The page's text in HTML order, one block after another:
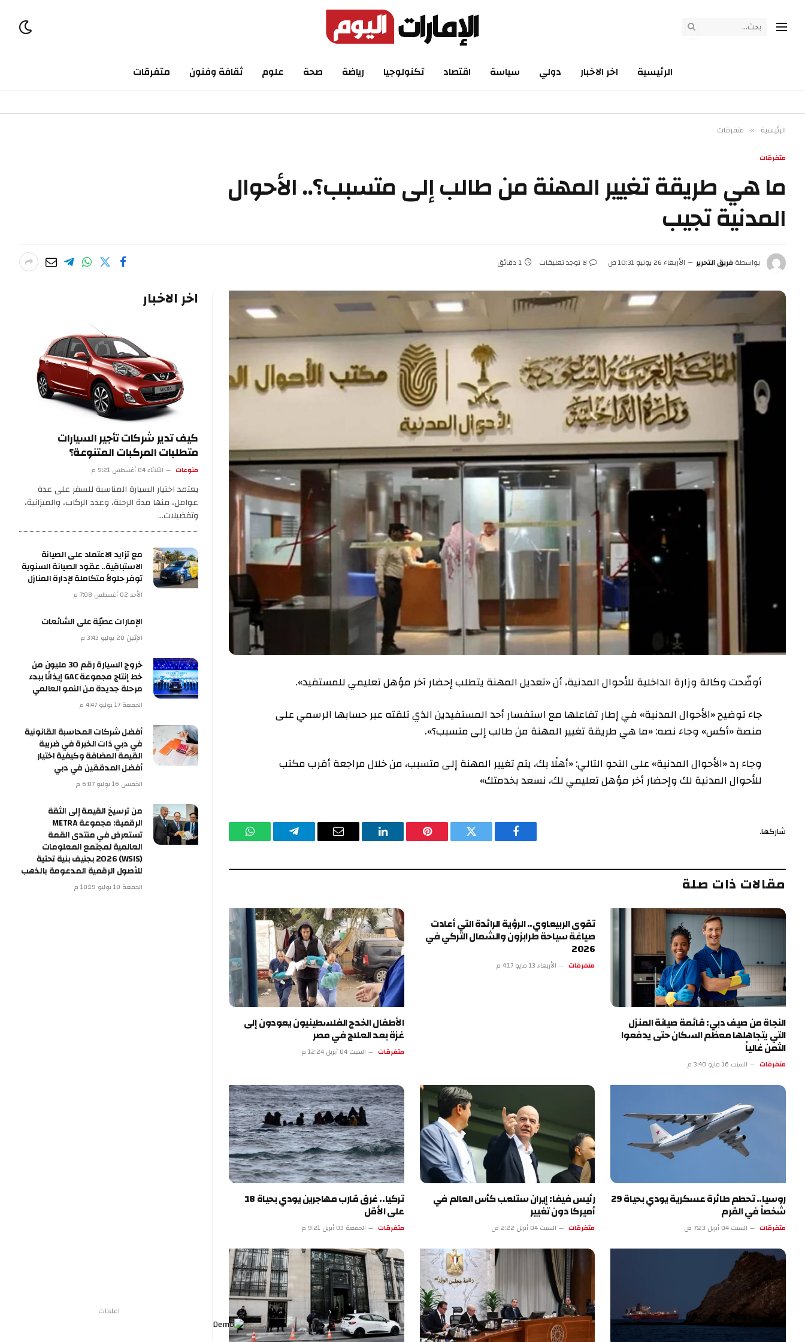
الرئيسية اخر الاخبار دولي سياسة اقتصاد تكنولوجيا رياضة صحة علوم ثقافة وفنون متفرقات
الرئيسية » متفرقات
متفرقات
ما هي طريقة تغيير المهنة من طالب إلى متسبب؟.. الأحوال
المدنية تجيب
بواسطةفريق التحرير الأربعاء 26 يونيو 10:31 ص لا توجد تعليقات 1 دقائق
أوضّحت وكالة وزارة الداخلية للأحوال المدنية، أن «تعديل المهنة يتطلب إحضار آخر مؤهل تعليمي للمستفيد».
جاء توضيح «الأحوال المدنية» في إطار تفاعلها مع استفسار أحد المستفيدين الذي تلقته عبر حسابها الرسمي على
منصة «أكس» وجاء نصه: «ما هي طريقة تغيير المهنة من طالب إلى متسبب؟».
وجاء رد «الأحوال المدنية» على النحو التالي: «أهلًا بك، يتم تغيير المهنة إلى متسبب، من خلال مراجعة أقرب مكتب
للأحوال المدنية لك وإحضار أخر مؤهل تعليمي لك، نسعد بخدمتك»
شاركها. فيسبوكتويتر بينتيريستلينكدإن البريد
تيلقرام واتساب
مقالات ذات صلة
النجاة من صيف دبي: قائمة صيانة المنزل
التي يتجاهلها معظم السكان حتى يدفعوا
الثمن غالياً
متفرقات السبت 16 مايو 3:40 م
تقوى الربيعاوي.. الرؤية الرائدة التي أعادت
صياغة سياحة طرابزون والشمال التركي في
2026
متفرقات الأربعاء 13 مايو 4:17 م
الأطفال الخدج الفلسطينيون يعودون إلى
غزة بعد العلاج في مصر
متفرقات السبت 04 أبريل 12:24 م
روسيا.. تحطم طائرة عسكرية يودي بحياة 29
شخصاً في القرم
متفرقات السبت 04 أبريل 7:23 ص
رئيس فيفا: إيران ستلعب كأس العالم في
أميركا دون تغيير
متفرقات السبت 04 أبريل 2:22 ص
تركيا.. غرق قارب مهاجرين يودي بحياة 18
على الأقل
متفرقات الجمعة 03 أبريل 9:21 م
اخر الاخبار
كيف تدير شركات تأجير السيارات
متطلبات المركبات المتنوعة؟
منوعات الثلاثاء 04 أغسطس 9:21 م
يعتمد اختيار السيارة المناسبة للسفر على عدة
عوامل، منها مدة الرحلة، وعدد الركاب، والميزانية،
وتفضيلات…
مع تزايد الاعتماد على الصيانة
الاستباقية.. عقود الصيانة السنوية
توفر حلولاً متكاملة لإدارة المنازل
الأحد 02 أغسطس 7:08 م
الإمارات عصيّة على الشائعات
الإثنين 20 يوليو 3:43 م
خروج السيارة رقم 30 مليون من
خط إنتاج مجموعة GAC إيذانًا ببدء
مرحلة جديدة من النمو العالمي
الجمعة 17 يوليو 4:47 م
أفضل شركات المحاسبة القانونية
في دبي ذات الخبرة في ضريبة
القيمة المضافة وكيفية اختيار
أفضل المدققين في دبي
الخميس 16 يوليو 6:07 م
من ترسيخ القيمة إلى الثقة
الرقمية: مجموعة METRA
تستعرض في منتدى القمة
العالمية لمجتمع المعلومات
(WSIS) 2026 بجنيف بنية تحتية
للأصول الرقمية المدعومة بالذهب
الجمعة 10 يوليو 10:19 م
اعلانات